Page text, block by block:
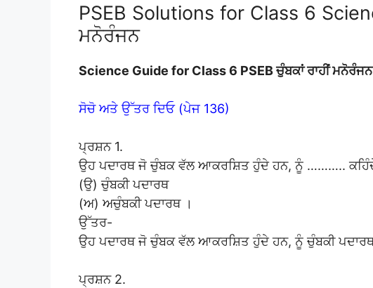
PSEB Solutions for Class 6
ਮਨੋਰੰਜਨ
Science Guide for Class 6 PSEB ਚੁੰਬਕਾਂ ਰਾਹੀਂ
ਸੋਚੋ ਅਤੇ ਉੱਤਰ ਦਿਓ (ਪੇਜ 136)
ਪ੍ਰਸ਼ਨ 1.
ਉਹ ਪਦਾਰਥ ਜੋ ਚੁੰਬਕ ਵੱਲ ਆਕਰਸ਼ਿਤ ਹੁੰਦੇ ਹਨ, ਨੂੰ ………..
(ਉ) ਚੁੰਬਕੀ ਪਦਾਰਥ
(ਅ) ਅਚੁੰਬਕੀ ਪਦਾਰਥ ।
ਉੱਤਰ-
ਉਹ ਪਦਾਰਥ ਜੋ ਚੁੰਬਕ ਵੱਲ ਆਕਰਸ਼ਿਤ ਹੁੰਦੇ ਹਨ, ਨੂੰ ਚੁੰਬਕੀ
ਪ੍ਰਸ਼ਨ 2.